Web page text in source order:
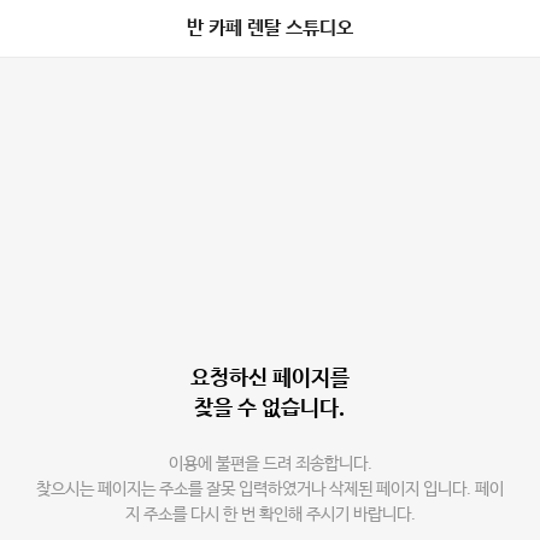
반 카페 렌탈 스튜디오
요청하신 페이지를
찾을 수 없습니다.
이용에 불편을 드려 죄송합니다.
찾으시는 페이지는 주소를 잘못 입력하였거나 삭제된 페이지 입니다. 페이
지 주소를 다시 한 번 확인해 주시기 바랍니다.